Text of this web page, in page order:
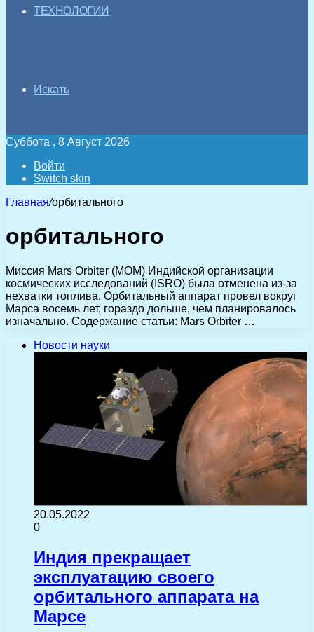
ТЕХНОЛОГИИ
Искать
Суббота , 8 Август 2026
Войти
Switch skin
Главная/орбитального
орбитального
Миссия Mars Orbiter (MOM) Индийской организации
космических исследований (ISRO) была отменена из-за
нехватки топлива. Орбитальный аппарат провел вокруг
Марса восемь лет, гораздо дольше, чем планировалось
изначально. Содержание статьи: Mars Orbiter …
Новости науки
20.05.2022
0
Индия прекращает
эксплуатацию своего
орбитального аппарата на
Марсе